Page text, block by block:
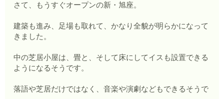
さて、もうすぐオープンの新・旭座。
建築も進み、足場も取れて、かなり全貌が明らかになって
きました。
中の芝居小屋は、畳と、そして床にしてイスも設置できる
ようになるそうです。
落語や芝居だけではなく、音楽や演劇などもできるそうで